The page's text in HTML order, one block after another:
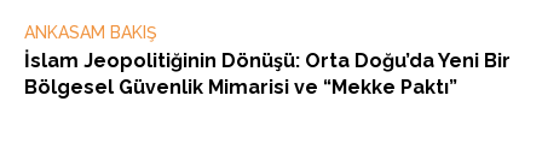
ANKASAM BAKIŞ
İslam Jeopolitiğinin Dönüşü: Orta Doğu’da Yeni Bir
Bölgesel Güvenlik Mimarisi ve “Mekke Paktı”